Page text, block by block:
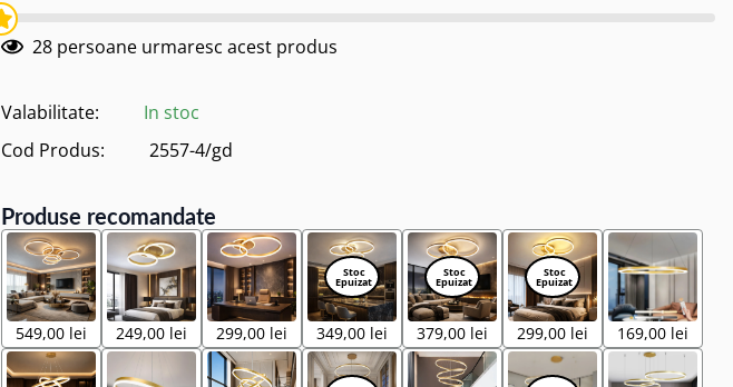
28 persoane urmaresc acest produs
Valabilitate:
In stoc
Cod Produs:
2557-4/gd
Produse recomandate
549,00 lei 249,00 lei 299,00 lei 349,00 lei 379,00 lei 299,00 lei 169,00 lei